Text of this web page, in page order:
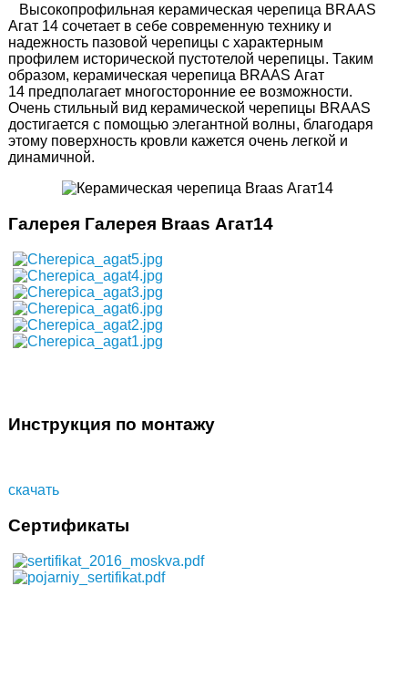
Шаг обрешетки
34,4-35,6 см
Возможный уклон
кровли
от 10 до 90 град.
Рекомендованный
уклон кровли
от 22 град.
Количество на поддоне
192 шт.
Цвет черепицы
Натуральный Красный
Страна производства
Высокопрофильная керамическая черепица BRAAS
Агат 14 сочетает в себе современную технику и
надежность пазовой черепицы с характерным
профилем исторической пустотелой черепицы. Таким
образом, керамическая черепица BRAAS Агат
14 предполагает многосторонние ее возможности.
Очень стильный вид керамической черепицы BRAAS
достигается с помощью элегантной волны, благодаря
этому поверхность кровли кажется очень легкой и
динамичной.
Галерея Галерея Braas Агат14
Инструкция по монтажу
скачать
Сертификаты